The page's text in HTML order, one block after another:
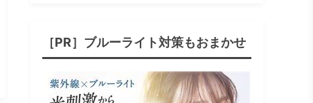
［PR］ブルーライト対策もおまかせ